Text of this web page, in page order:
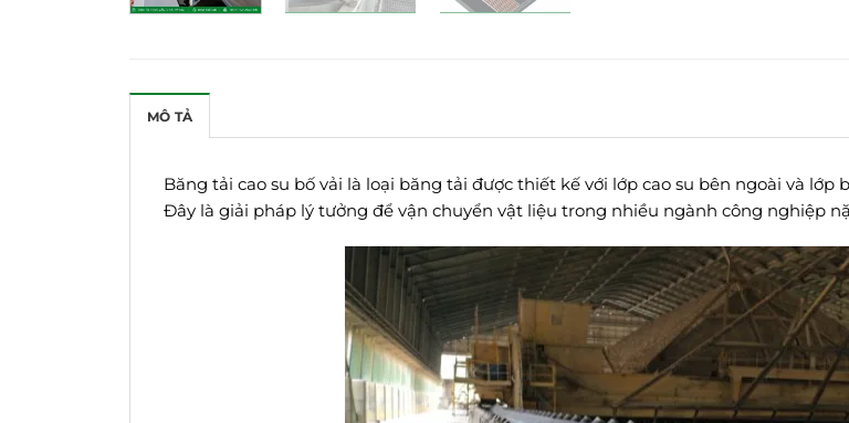
MÔ TẢ
Băng tải cao su bố vải là loại băng tải được thiết kế với lớp cao su bên ngoài và
Đây là giải pháp lý tưởng để vận chuyển vật liệu trong nhiều ngành công nghiệp